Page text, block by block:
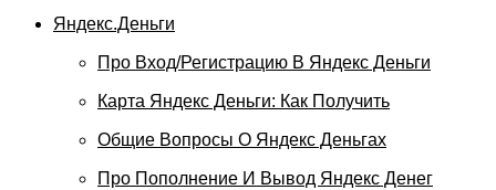
Яндекс.Деньги
Про Вход/регистрацию В Яндекс Деньги
Карта Яндекс Деньги: Как Получить
Общие Вопросы О Яндекс Деньгах
Про Пополнение И Вывод Яндекс Денег